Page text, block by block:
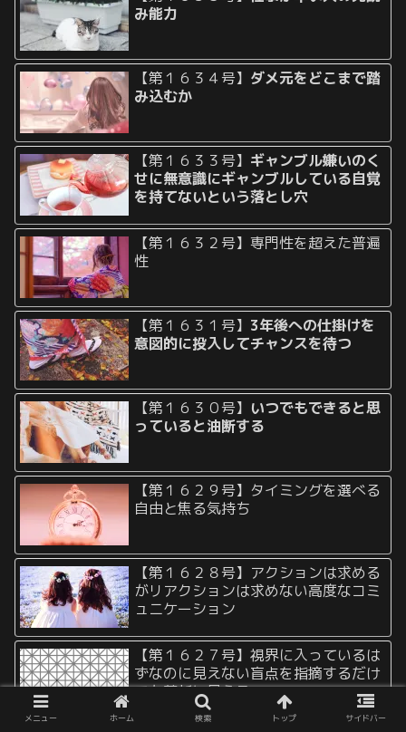
み能力
【第１６３４号】 ダメ元をどこまで踏
み込むか
【第１６３３号】 ギャンブル嫌いのく
せに無意識にギャンブルしている自覚
を持てないという落とし穴
【第１６３２号】専門性を超えた普遍
性
【第１６３１号】 3年後への仕掛けを
意図的に投入してチャンスを待つ
【第１６３０号】 いつでもできると思
っていると油断する
【第１６２９号】タイミングを選べる
自由と焦る気持ち
【第１６２８号】アクションは求める
がリアクションは求めない高度なコミ
ュニケーション
【第１６２７号】視界に入っているは
ずなのに見えない盲点を指摘するだけ
でも革新に見える
メニュー ホーム 検索 トップ サイドバー